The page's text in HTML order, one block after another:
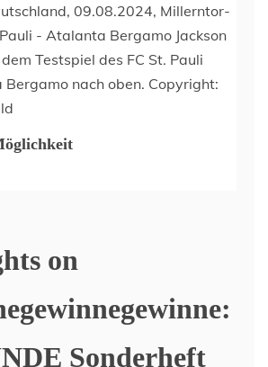
on
Sonderheft